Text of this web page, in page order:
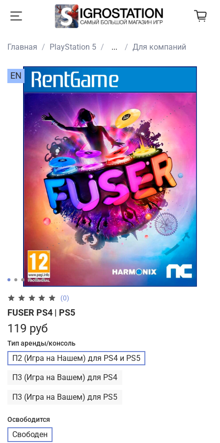
Главная PlayStation 5 ... Для компаний
EN
(0)
FUSER PS4 | PS5
119 руб
Тип аренды/консоль
П2 (Игра на Нашем) для PS4 и PS5
П3 (Игра на Вашем) для PS4
П3 (Игра на Вашем) для PS5
Освободится
Свободен